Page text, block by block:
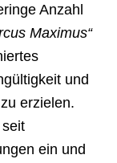
Anzahl
Maximus“
und
erzielen.
ein und